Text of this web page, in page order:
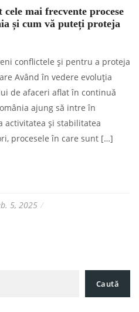
mai frecvente procese
și cum vă puteți proteja
conflictele și pentru a proteja
Având în vedere evoluția
de afaceri aflat în continuă
ajung să intre în
activitatea și stabilitatea
procesele în care sunt […]
5, 2025
Caută